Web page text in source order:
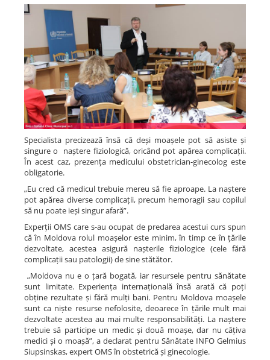
Specialista precizează însă că deși moașele pot să asiste și
singure o naștere fiziologică, oricând pot apărea complicații.
În acest caz, prezența medicului obstetrician-ginecolog este
obligatorie.
„Eu cred că medicul trebuie mereu să fie aproape. La naștere
pot apărea diverse complicații, precum hemoragii sau copilul
să nu poate ieși singur afară”.
Experții OMS care s-au ocupat de predarea acestui curs spun
că în Moldova rolul moașelor este minim, în timp ce în țările
dezvoltate, acestea asigură nașterile fiziologice (cele fără
complicații sau patologii) de sine stătător.
„Moldova nu e o țară bogată, iar resursele pentru sănătate
sunt limitate. Experiența internațională însă arată că poți
obține rezultate și fără mulți bani. Pentru Moldova moașele
sunt ca niște resurse nefolosite, deoarece în țările mult mai
dezvoltate acestea au mai multe responsabilități. La naștere
trebuie să participe un medic și două moașe, dar nu câțiva
medici și o moașă”, a declarat pentru Sănătate INFO Gelmius
Siupsinskas, expert OMS în obstetrică și ginecologie.